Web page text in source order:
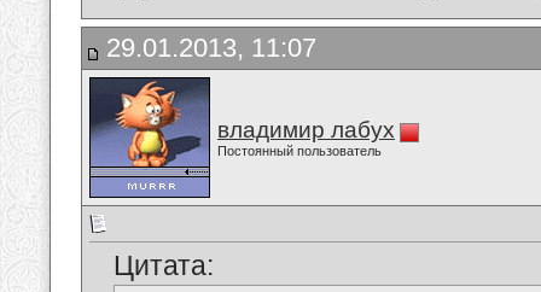
29.01.2013, 11:07
владимир лабух
Постоянный пользователь
Цитата: